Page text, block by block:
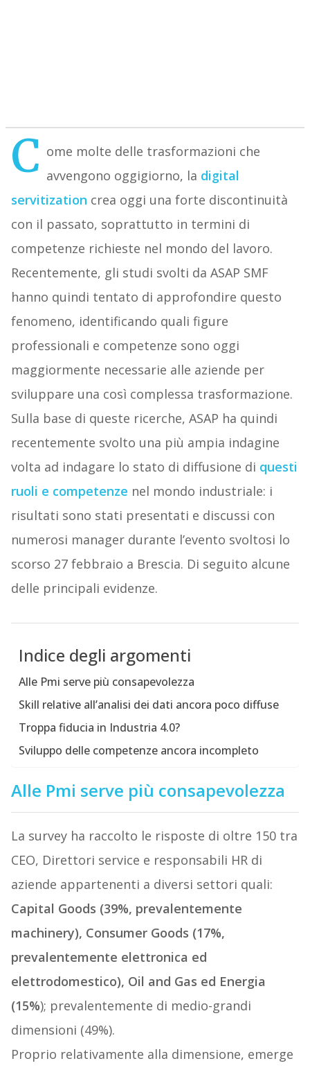
C ome molte delle trasformazioni che
avvengono oggigiorno, la digital
servitization crea oggi una forte discontinuità
con il passato, soprattutto in termini di
competenze richieste nel mondo del lavoro.
Recentemente, gli studi svolti da ASAP SMF
hanno quindi tentato di approfondire questo
fenomeno, identificando quali figure
professionali e competenze sono oggi
maggiormente necessarie alle aziende per
sviluppare una così complessa trasformazione.
Sulla base di queste ricerche, ASAP ha quindi
recentemente svolto una più ampia indagine
volta ad indagare lo stato di diffusione di questi
ruoli e competenze nel mondo industriale: i
risultati sono stati presentati e discussi con
numerosi manager durante l’evento svoltosi lo
scorso 27 febbraio a Brescia. Di seguito alcune
delle principali evidenze.
Indice degli argomenti
Alle Pmi serve più consapevolezza
Skill relative all’analisi dei dati ancora poco diffuse
Troppa fiducia in Industria 4.0?
Sviluppo delle competenze ancora incompleto
Alle Pmi serve più consapevolezza
La survey ha raccolto le risposte di oltre 150 tra
CEO, Direttori service e responsabili HR di
aziende appartenenti a diversi settori quali:
Capital Goods (39%, prevalentemente
machinery), Consumer Goods (17%,
prevalentemente elettronica ed
elettrodomestico), Oil and Gas ed Energia
(15%); prevalentemente di medio-grandi
dimensioni (49%).
Proprio relativamente alla dimensione, emerge